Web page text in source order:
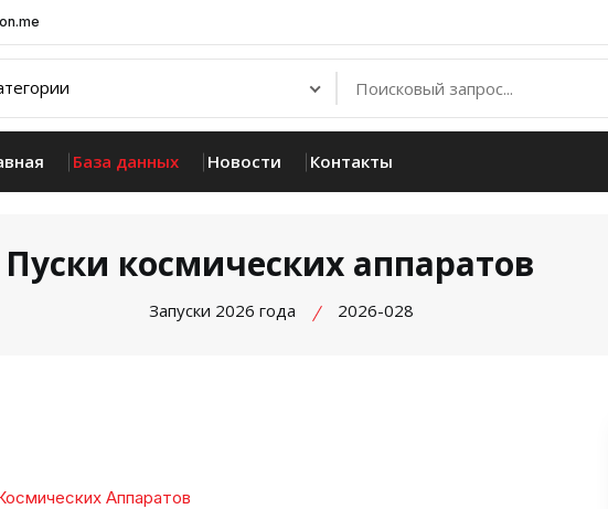
База данных Новости Контакты
Пуски космических аппаратов
Запуски 2026 года 2026-028
Аппаратов